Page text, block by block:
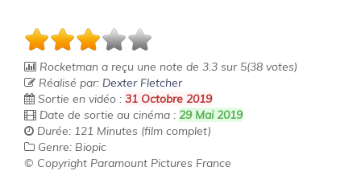
Rocketman a reçu une note de 3.3 sur 5(38 votes)
Réalisé par: Dexter Fletcher
Sortie en vidéo : 31 Octobre 2019
Date de sortie au cinéma : 29 Mai 2019
Durée: 121 Minutes (film complet)
Genre: Biopic
© Copyright Paramount Pictures France